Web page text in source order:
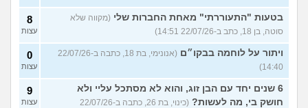
בטעות "התעוררתי" מאחת החברות שלי (מקווה שלא
סוטה, בן 18, כתב ב-22/07/26 14:51)
8
עצות
ויתור על לוחמה בבקו״ם
(אנונימי, בת 18, כתבה ב-22/07/26
14:40)
0
עצות
6 שנים יחד עם הבן זוג, והוא לא מסתכל עליי ולא
חושק בי, מה לעשות?
(כינוי, בת 26, כתבה ב-22/07/26
9
עצות